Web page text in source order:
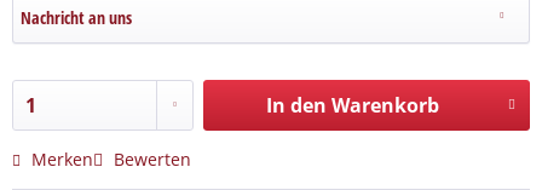
Nachricht an uns
In den Warenkorb
Merken Bewerten